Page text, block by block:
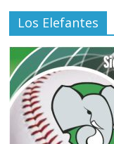
Los Elefantes